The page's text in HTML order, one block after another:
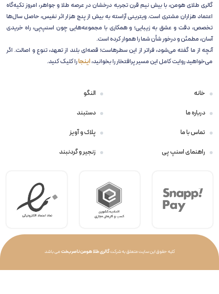
گالری طلای هومن، با بیش نیم قرن تجربه‌ درخشان در عرصه طلا و جواهر، امروز تکیه‌گاه
اعتماد هزاران مشتری است. ویترینی آراسته به بیش از پنج هزار اثر نفیس، حاصل سال‌ها
تخصص، دقت و عشق به زیبایی؛ و همکاری با مجموعه‌هایی چون اسنپ‌پی، راه خریدی
آسان، مطمئن و درخور شأن شما را هموار کرده است.
آنچه از ما گفته می‌شود، فراتر از این سطرهاست؛ قصه‌ای بلند از تعهد، تنوع و اصالت. اگر
می‌خواهید روایت کامل این مسیر پرافتخار را بخوانید،اینجارا کلیک کنید.
خانه
درباره ما
تماس با ما
راهنمای اسنپ پی
النگو
دستبند
پلاک و آویز
زنجیر و گردنبند
کلیه حقوق این سایت متعلق به شرکتگالری طلا هومن ناصربختمی باشد